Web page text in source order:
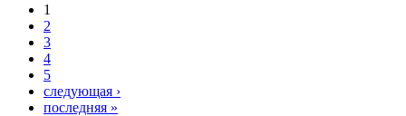
1
2
3
4
5
следующая ›
последняя »